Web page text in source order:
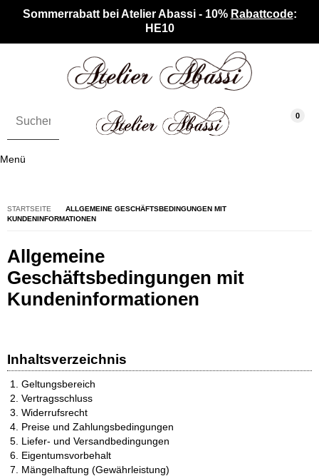
Sommerrabatt bei Atelier Abassi - 10% Rabattcode:
HE10
0
Menü
STARTSEITE
ALLGEMEINE GESCHÄFTSBEDINGUNGEN MIT
KUNDENINFORMATIONEN
Allgemeine
Geschäftsbedingungen mit
Kundeninformationen
Inhaltsverzeichnis
Geltungsbereich
Vertragsschluss
Widerrufsrecht
Preise und Zahlungsbedingungen
Liefer- und Versandbedingungen
Eigentumsvorbehalt
Mängelhaftung (Gewährleistung)